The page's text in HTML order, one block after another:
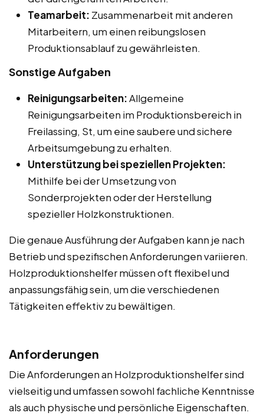
Teamarbeit: Zusammenarbeit mit anderen
Mitarbeitern, um einen reibungslosen
Produktionsablauf zu gewährleisten.
Sonstige Aufgaben
Reinigungsarbeiten:Allgemeine
Reinigungsarbeiten im Produktionsbereich in
Freilassing, St, um eine saubere und sichere
Arbeitsumgebung zu erhalten.
Unterstützung bei speziellen Projekten:
Mithilfe bei der Umsetzung von
Sonderprojekten oder der Herstellung
spezieller Holzkonstruktionen.
Die genaue Ausführung der Aufgaben kann je nach
Betrieb und spezifischen Anforderungen variieren.
Holzproduktionshelfer müssen oft flexibel und
anpassungsfähig sein, um die verschiedenen
Tätigkeiten effektiv zu bewältigen.
Anforderungen
Die Anforderungen an Holzproduktionshelfer sind
vielseitig und umfassen sowohl fachliche Kenntnisse
als auch physische und persönliche Eigenschaften.